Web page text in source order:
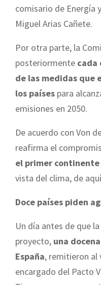
comisario de Energía
Miguel Arias Cañete.
Por otra parte, la
posteriormente cada
de las medidas que
los países para
emisiones en 2050.
De acuerdo con Von
reafirma el
el primer
vista del clima, de
Doce países piden
Un día antes de que
proyecto, una
España, remitieron al
encargado del Pacto